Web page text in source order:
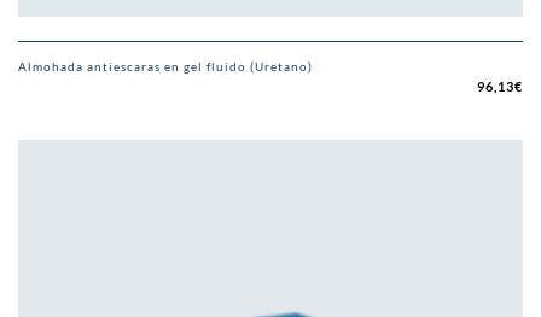
Almohada antiescaras en gel fluido (Uretano)
96,13€